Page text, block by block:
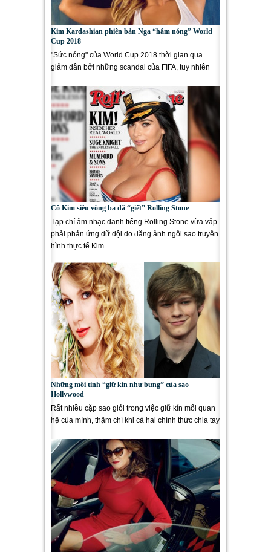
Kim Kardashian phiên bản Nga “hâm nóng” World
Cup 2018
"Sức nóng" của World Cup 2018 thời gian qua
giảm dần bởi những scandal của FIFA, tuy nhiên
Cô Kim siêu vòng ba đã “giết” Rolling Stone
Tạp chí âm nhạc danh tiếng Rolling Stone vừa vấp
phải phản ứng dữ dội do đăng ảnh ngôi sao truyền
hình thực tế Kim...
Những mối tình “giữ kín như bưng” của sao
Hollywood
Rất nhiều cặp sao giỏi trong việc giữ kín mối quan
hệ của mình, thậm chí khi cả hai chính thức chia tay